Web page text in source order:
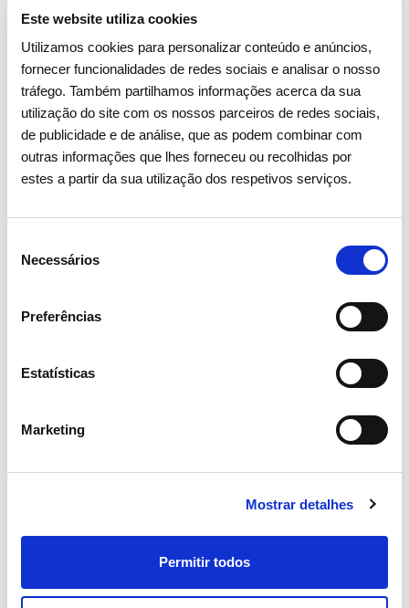
Este website utiliza cookies
Utilizamos cookies para personalizar conteúdo e anúncios,
fornecer funcionalidades de redes sociais e analisar o nosso
tráfego. Também partilhamos informações acerca da sua
utilização do site com os nossos parceiros de redes sociais,
de publicidade e de análise, que as podem combinar com
outras informações que lhes forneceu ou recolhidas por
estes a partir da sua utilização dos respetivos serviços.
Necessários
Preferências
Estatísticas
Marketing
Mostrar detalhes
Permitir todos
Iniciativas chave